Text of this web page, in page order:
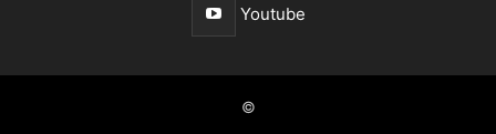
Youtube
©